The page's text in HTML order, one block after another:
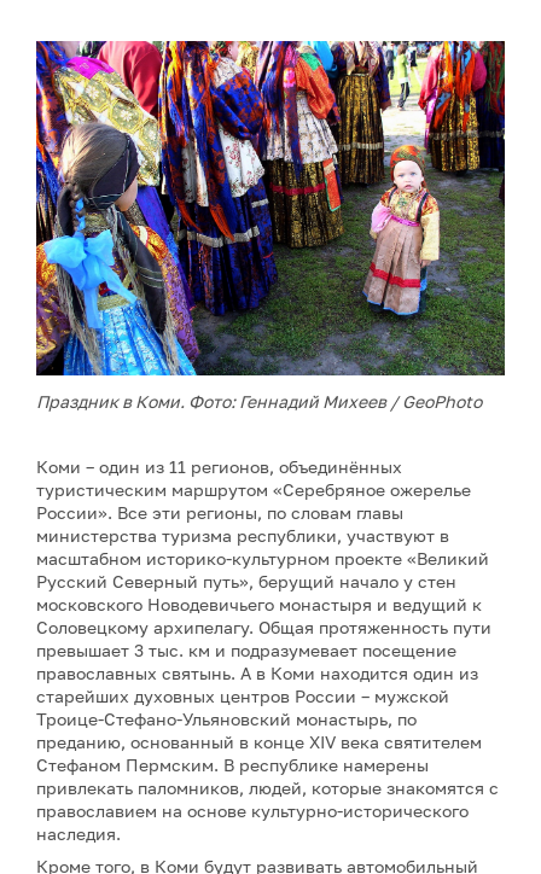
Праздник в Коми. Фото: Геннадий Михеев / GeoPhoto
Коми – один из 11 регионов, объединённых
туристическим маршрутом «Серебряное ожерелье
России». Все эти регионы, по словам главы
министерства туризма республики, участвуют в
масштабном историко-культурном проекте «Великий
Русский Северный путь», берущий начало у стен
московского Новодевичьего монастыря и ведущий к
Соловецкому архипелагу. Общая протяженность пути
превышает 3 тыс. км и подразумевает посещение
православных святынь. А в Коми находится один из
старейших духовных центров России – мужской
Троице-Стефано-Ульяновский монастырь, по
преданию, основанный в конце XIV века святителем
Стефаном Пермским. В республике намерены
привлекать паломников, людей, которые знакомятся с
православием на основе культурно-исторического
наследия.
Кроме того, в Коми будут развивать автомобильный